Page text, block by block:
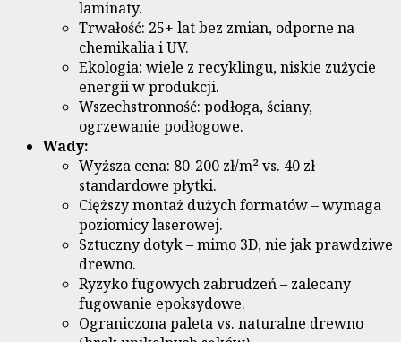
laminaty.
Trwałość: 25+ lat bez zmian, odporne na
chemikalia i UV.
Ekologia: wiele z recyklingu, niskie zużycie
energii w produkcji.
Wszechstronność: podłoga, ściany,
ogrzewanie podłogowe.
Wady:
Wyższa cena: 80-200 zł/m² vs. 40 zł
standardowe płytki.
Cięższy montaż dużych formatów – wymaga
poziomicy laserowej.
Sztuczny dotyk – mimo 3D, nie jak prawdziwe
drewno.
Ryzyko fugowych zabrudzeń – zalecany
fugowanie epoksydowe.
Ograniczona paleta vs. naturalne drewno